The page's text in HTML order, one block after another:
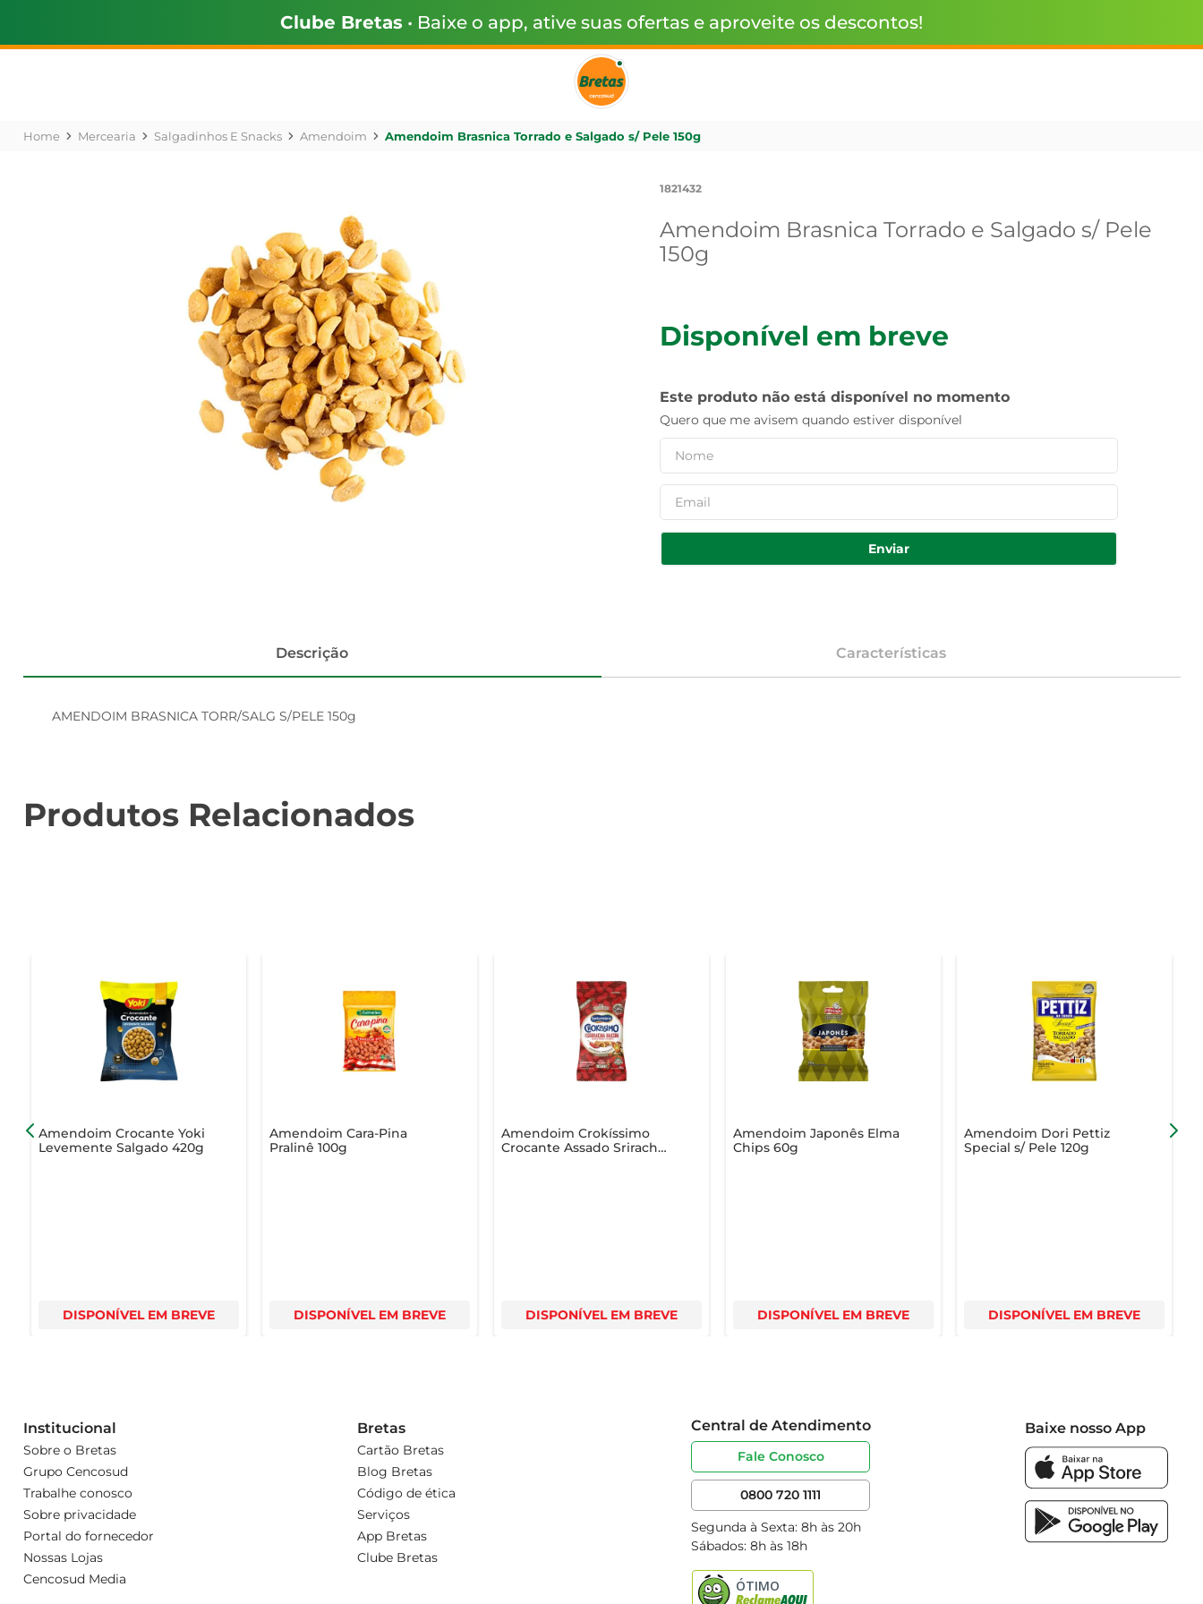
Clube Bretas • Baixe o app, ative suas ofertas e aproveite os descontos!
Mercearia Salgadinhos E Snacks Amendoim Amendoim Brasnica Torrado e Salgado s/ Pele 150g
1821432
Amendoim Brasnica Torrado e Salgado s/ Pele
150g
Disponível em breve
Este produto não está disponível no momento
Quero que me avisem quando estiver disponível
Enviar
Descrição Características
AMENDOIM BRASNICA TORR/SALG S/PELE 150g
Produtos Relacionados
Amendoim Crocante Yoki
Levemente Salgado 420g
DISPONÍVEL EM BREVE
Amendoim Cara-Pina
Pralinê 100g
DISPONÍVEL EM BREVE
Amendoim Crokíssimo
Crocante Assado Sriracha
DISPONÍVEL EM BREVE
Amendoim Japonês Elma
Chips 60g
DISPONÍVEL EM BREVE
Amendoim Dori Pettiz
Special s/ Pele 120g
DISPONÍVEL EM BREVE
Institucional
Sobre o Bretas
Grupo Cencosud
Trabalhe conosco
Sobre privacidade
Portal do fornecedor
Nossas Lojas
Cencosud Media
Bretas
Cartão Bretas
Blog Bretas
Código de ética
Serviços
App Bretas
Clube Bretas
Central de Atendimento
Fale Conosco
0800 720 1111
Segunda à Sexta: 8h às 20h
Sábados: 8h às 18h
Baixe nosso App